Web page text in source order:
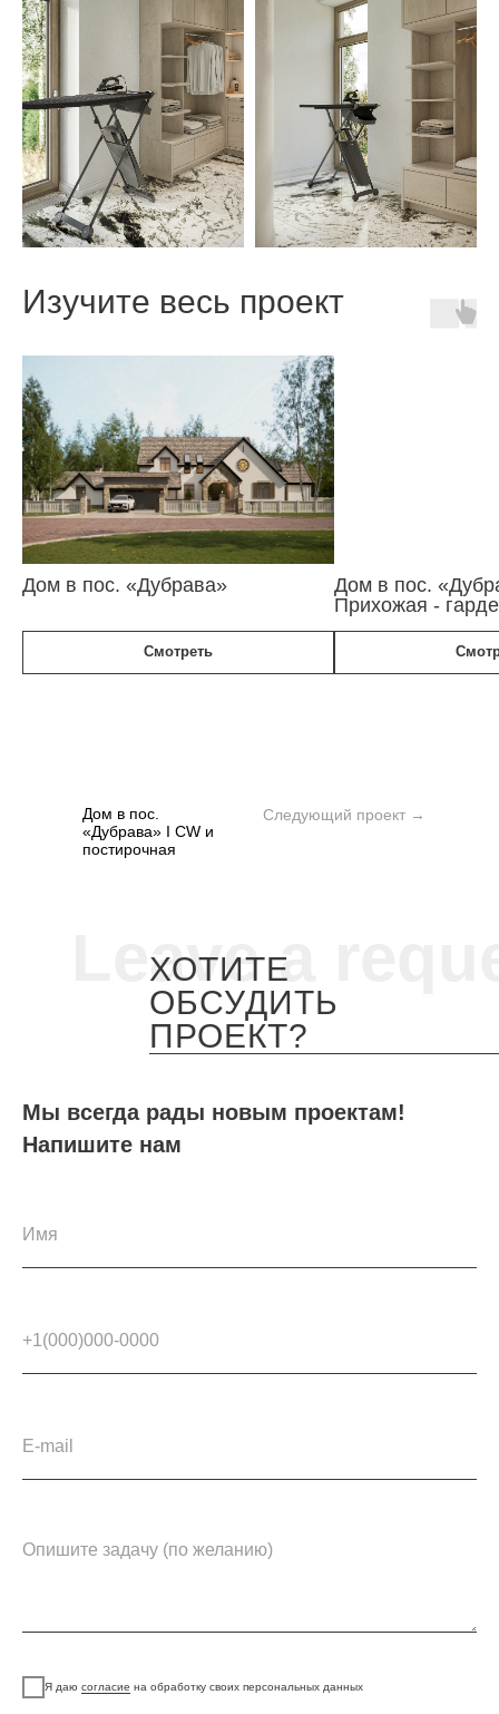
Изучите весь проект
Дом в пос. «Дубрава»
Смотреть
Дом в пос.
Прихожая -
Следующий проект →
Дом в пос.
«Дубрава» I CW и
постирочная
Leave a
ХОТИТЕ
ОБСУДИТЬ
ПРОЕКТ?
Мы всегда рады новым проектам!
Напишите нам
Я даю согласие на обработку своих персональных данных